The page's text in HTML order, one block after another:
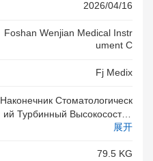
2026/04/16
Foshan Wenjian Medical Instr
Ument C
Fj Medix
Наконечник Стоматологическ
Ий Турбинный Высокосостно
Й Воздушный, МодельWJ-12
Ает Крышка.Винт Крышки.Гае
展开
79.5 KG